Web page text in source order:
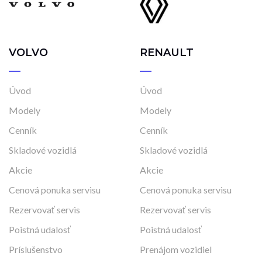
VOLVO
Úvod
Modely
Cenník
Skladové vozidlá
Akcie
Cenová ponuka servisu
Rezervovať servis
Poistná udalosť
Príslušenstvo
RENAULT
Úvod
Modely
Cenník
Skladové vozidlá
Akcie
Cenová ponuka servisu
Rezervovať servis
Poistná udalosť
Prenájom vozidiel